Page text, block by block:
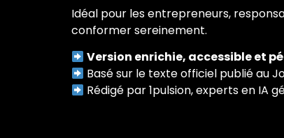
Idéal pour les entrepreneurs,
conformer sereinement.
Version enrichie, accessible et
Basé sur le texte officiel publié au
Rédigé par 1pulsion, experts en IA